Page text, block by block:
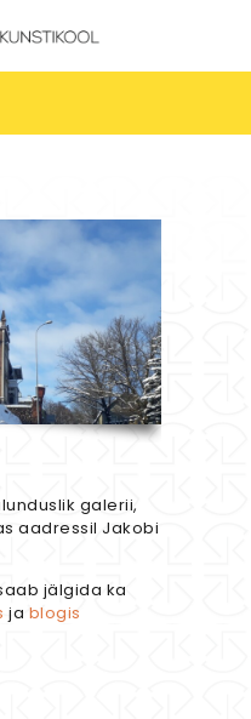
galerii,
aadressil Jakobi
jälgida ka
ja blogis